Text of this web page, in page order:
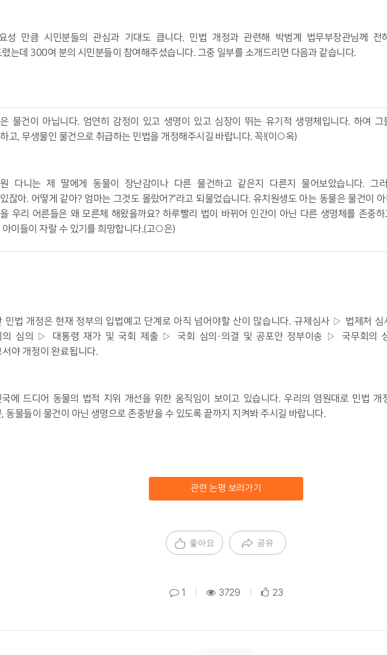
성 만큼 시민분들의 관심과 기대도 큽니다. 민법 개정과 관련해 박범계 법무부장관님께 전
는데 300여 분의 시민분들이 참여해주셨습니다. 그중 일부를 소개드리면 다음과 같습니다.
물건이 아닙니다. 엄연히 감정이 있고 생명이 있고 심장이 뛰는 유기적 생명체입니다. 하여 그
고,무생물인 물건으로 취급하는 민법을 개정해주시길 바랍니다.꼭!(이 ○옥)
원 다니는 제 딸에게 동물이 장난감이나 다른 물건하고 같은지 다른지 물어보았습니다.그
잖아. 어떻게 같아? 엄마는 그것도 몰랐어 ?"라고 되물었습니다. 유치원생도 아는 동물은 물건이
우리 어른들은 왜 모른체 해왔을까요? 하루빨리 법이 바뀌어 인간이 아닌 다른 생명체를 존중하
아이들이 자랄 수 있기를 희망합니다.(고○은)
민법 개정은 현재 정부의 입법예고 단계로 아직 넘어야할 산이 많습니다.규제심사 ▷ 법제처 심
의 심의
▷ 대통령 재가 및 국회 제출 ▷국회 심의 ·의결 및 공포안 정부이송 ▷국무회의
서야 개정이 완료됩니다.
국에 드디어 동물의 법적 지위 개선을 위한 움직임이 보이고 있습니다.우리의 염원대로 민법 개
,동물들이 물건이 아닌 생명으로 존중받을 수 있도록 끝까지 지켜봐 주시길 바랍니다.
관련 논평 보러가기
좋아요 공유
1 3729 23